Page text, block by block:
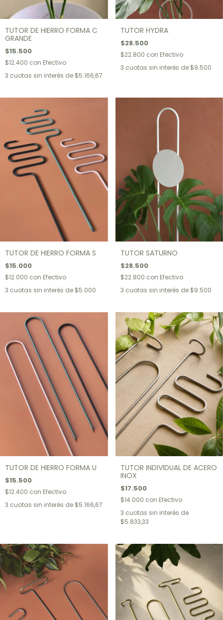
TUTOR DE HIERRO FORMA C
GRANDE
$15.500
$12.400 con Efectivo
3 cuotas sin interés de $5.166,67
TUTOR HYDRA
$28.500
$22.800 con Efectivo
3 cuotas sin interés de $9.500
TUTOR DE HIERRO FORMA S
$15.000
$12.000 con Efectivo
3 cuotas sin interés de $5.000
TUTOR SATURNO
$28.500
$22.800 con Efectivo
3 cuotas sin interés de $9.500
TUTOR DE HIERRO FORMA U
$15.500
$12.400 con Efectivo
3 cuotas sin interés de $5.166,67
TUTOR INDIVIDUAL DE ACERO
INOX
$17.500
$14.000 con Efectivo
3 cuotas sin interés de
$5.833,33